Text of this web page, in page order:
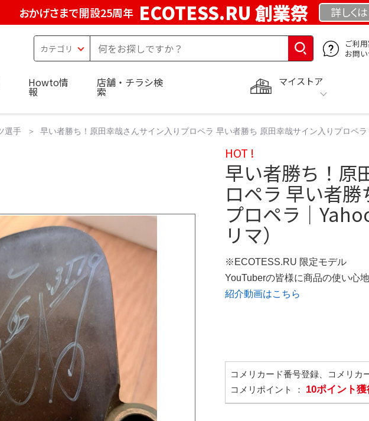
おかげさまで開設25周年 ECOTESS.RU 創業祭 詳しくは
ご利
お問
マイストア
Howto情
報
店舗・チラシ検
索
選手 早い者勝ち！原田幸哉さんサイン入りプロペラ 早い者勝ち 原田幸哉サイン入りプロペラ
HOT !
早い者勝ち！原
ロペラ 早い者
プロペラ｜
リマ）
※ECOTESS.RU 限定モデル
YouTuberの皆様に商品の使い心
紹介動画はこちら
コメリカード番号登録、コメリカ
コメリポイント ： 10ポイント獲